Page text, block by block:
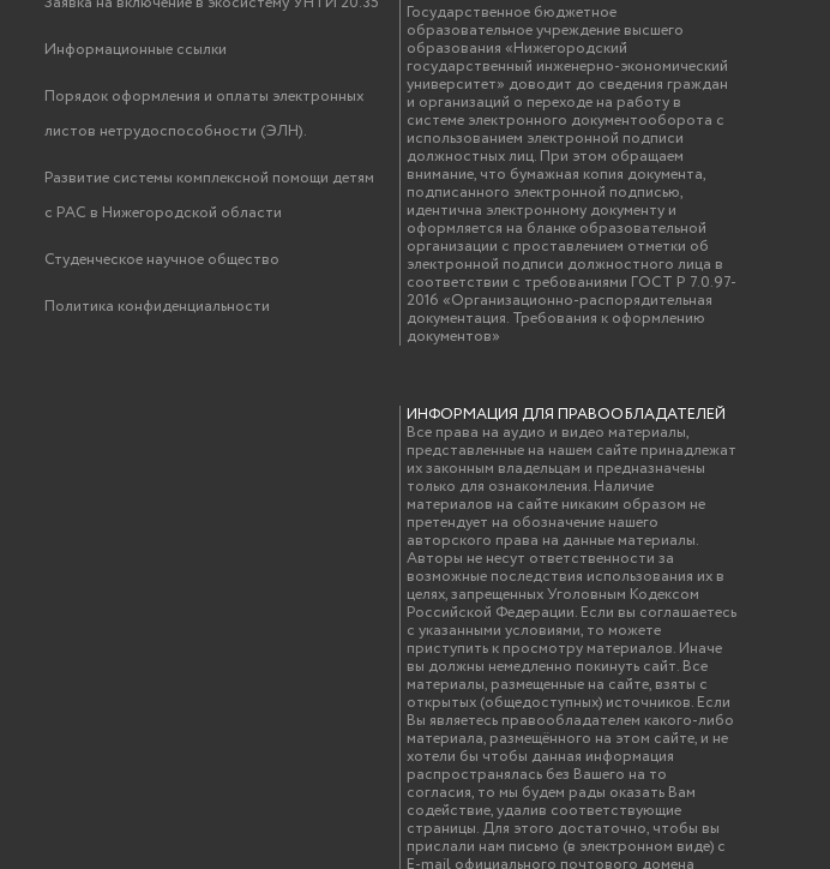
Информационные ссылки
Порядок оформления и оплаты электронных
листов нетрудоспособности (ЭЛН).
Развитие системы комплексной помощи детям
с РАС в Нижегородской области
Студенческое научное общество
Политика конфиденциальности
Государственное бюджетное
образовательное учреждение высшего
образования «Нижегородский
государственный инженерно-экономический
университет» доводит до сведения граждан
и организаций о переходе на работу в
системе электронного документооборота с
использованием электронной подписи
должностных лиц. При этом обращаем
внимание, что бумажная копия документа,
подписанного электронной подписью,
идентична электронному документу и
оформляется на бланке образовательной
организации с проставлением отметки об
электронной подписи должностного лица в
соответствии с требованиями ГОСТ Р 7.0.97-
2016 «Организационно-распорядительная
документация. Требования к оформлению
документов»
ИНФОРМАЦИЯ ДЛЯ ПРАВООБЛАДАТЕЛЕЙ
Все права на аудио и видео материалы,
представленные на нашем сайте принадлежат
их законным владельцам и предназначены
только для ознакомления. Наличие
материалов на сайте никаким образом не
претендует на обозначение нашего
авторского права на данные материалы.
Авторы не несут ответственности за
возможные последствия использования их в
целях, запрещенных Уголовным Кодексом
Российской Федерации. Если вы соглашаетесь
с указанными условиями, то можете
приступить к просмотру материалов. Иначе
вы должны немедленно покинуть сайт. Все
материалы, размещенные на сайте, взяты с
открытых (общедоступных) источников. Если
Вы являетесь правообладателем какого-либо
материала, размещённого на этом сайте, и не
хотели бы чтобы данная информация
распространялась без Вашего на то
согласия, то мы будем рады оказать Вам
содействие, удалив соответствующие
страницы. Для этого достаточно, чтобы вы
прислали нам письмо (в электронном виде) с